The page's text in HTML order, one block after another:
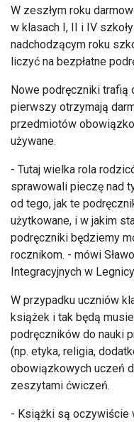
W zeszłym roku
w klasach I, II i IV
nadchodzącym roku
liczyć na bezpłatne
Nowe podręczniki trafią
pierwszy otrzymają
przedmiotów
używane.
- Tutaj wielka rola
sprawowali pieczę nad
od tego, jak te
użytkowane, i w jakim
podręczniki będziemy
rocznikom. - mówi
Integracyjnych w
W przypadku uczniów
książek i tak będą
podręczników do nauki
(np. etyka, religia,
obowiązkowych uczeń
zeszytami ćwiczeń.
- Książki są oczywiście